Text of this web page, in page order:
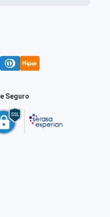
Seguro